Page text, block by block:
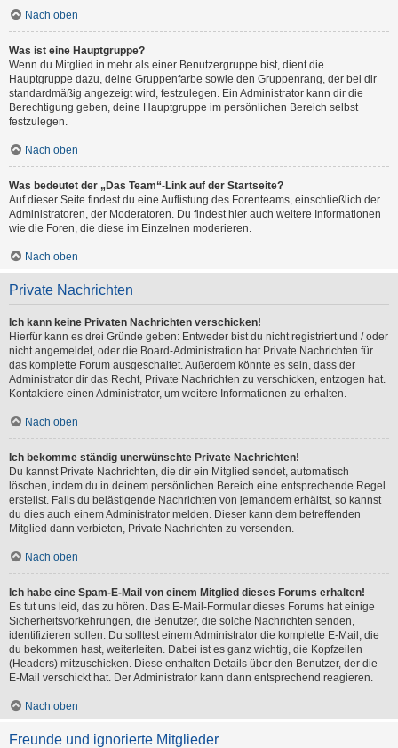
Nach oben
Was ist eine Hauptgruppe?
Wenn du Mitglied in mehr als einer Benutzergruppe bist, dient die
Hauptgruppe dazu, deine Gruppenfarbe sowie den Gruppenrang, der bei dir
standardmäßig angezeigt wird, festzulegen. Ein Administrator kann dir die
Berechtigung geben, deine Hauptgruppe im persönlichen Bereich selbst
festzulegen.
Nach oben
Was bedeutet der „Das Team“-Link auf der Startseite?
Auf dieser Seite findest du eine Auflistung des Forenteams, einschließlich der
Administratoren, der Moderatoren. Du findest hier auch weitere Informationen
wie die Foren, die diese im Einzelnen moderieren.
Nach oben
Private Nachrichten
Ich kann keine Privaten Nachrichten verschicken!
Hierfür kann es drei Gründe geben: Entweder bist du nicht registriert und / oder
nicht angemeldet, oder die Board-Administration hat Private Nachrichten für
das komplette Forum ausgeschaltet. Außerdem könnte es sein, dass der
Administrator dir das Recht, Private Nachrichten zu verschicken, entzogen hat.
Kontaktiere einen Administrator, um weitere Informationen zu erhalten.
Nach oben
Ich bekomme ständig unerwünschte Private Nachrichten!
Du kannst Private Nachrichten, die dir ein Mitglied sendet, automatisch
löschen, indem du in deinem persönlichen Bereich eine entsprechende Regel
erstellst. Falls du belästigende Nachrichten von jemandem erhältst, so kannst
du dies auch einem Administrator melden. Dieser kann dem betreffenden
Mitglied dann verbieten, Private Nachrichten zu versenden.
Nach oben
Ich habe eine Spam-E-Mail von einem Mitglied dieses Forums erhalten!
Es tut uns leid, das zu hören. Das E-Mail-Formular dieses Forums hat einige
Sicherheitsvorkehrungen, die Benutzer, die solche Nachrichten senden,
identifizieren sollen. Du solltest einem Administrator die komplette E-Mail, die
du bekommen hast, weiterleiten. Dabei ist es ganz wichtig, die Kopfzeilen
(Headers) mitzuschicken. Diese enthalten Details über den Benutzer, der die
E-Mail verschickt hat. Der Administrator kann dann entsprechend reagieren.
Nach oben
Freunde und ignorierte Mitglieder